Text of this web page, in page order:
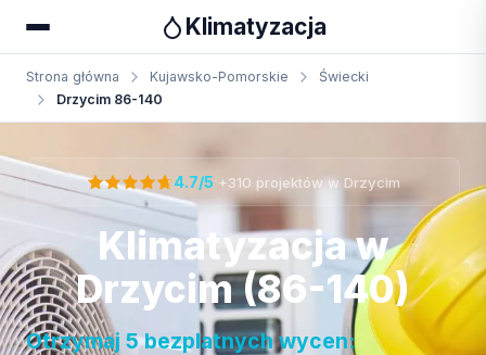
Klimatyzacja
Strona główna Kujawsko-Pomorskie
Świecki
Drzycim 86-140
Otrzymaj bezpłatną wycenę
4.7/5 +310 projektów w Drzycim
Klimatyzacja w
Drzycim (86-140)
Otrzymaj 5 bezplatnych wycen: